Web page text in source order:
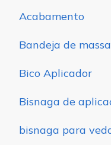
Acabamento
Bandeja de
Bico Aplicador
Bisnaga de
bisnaga para